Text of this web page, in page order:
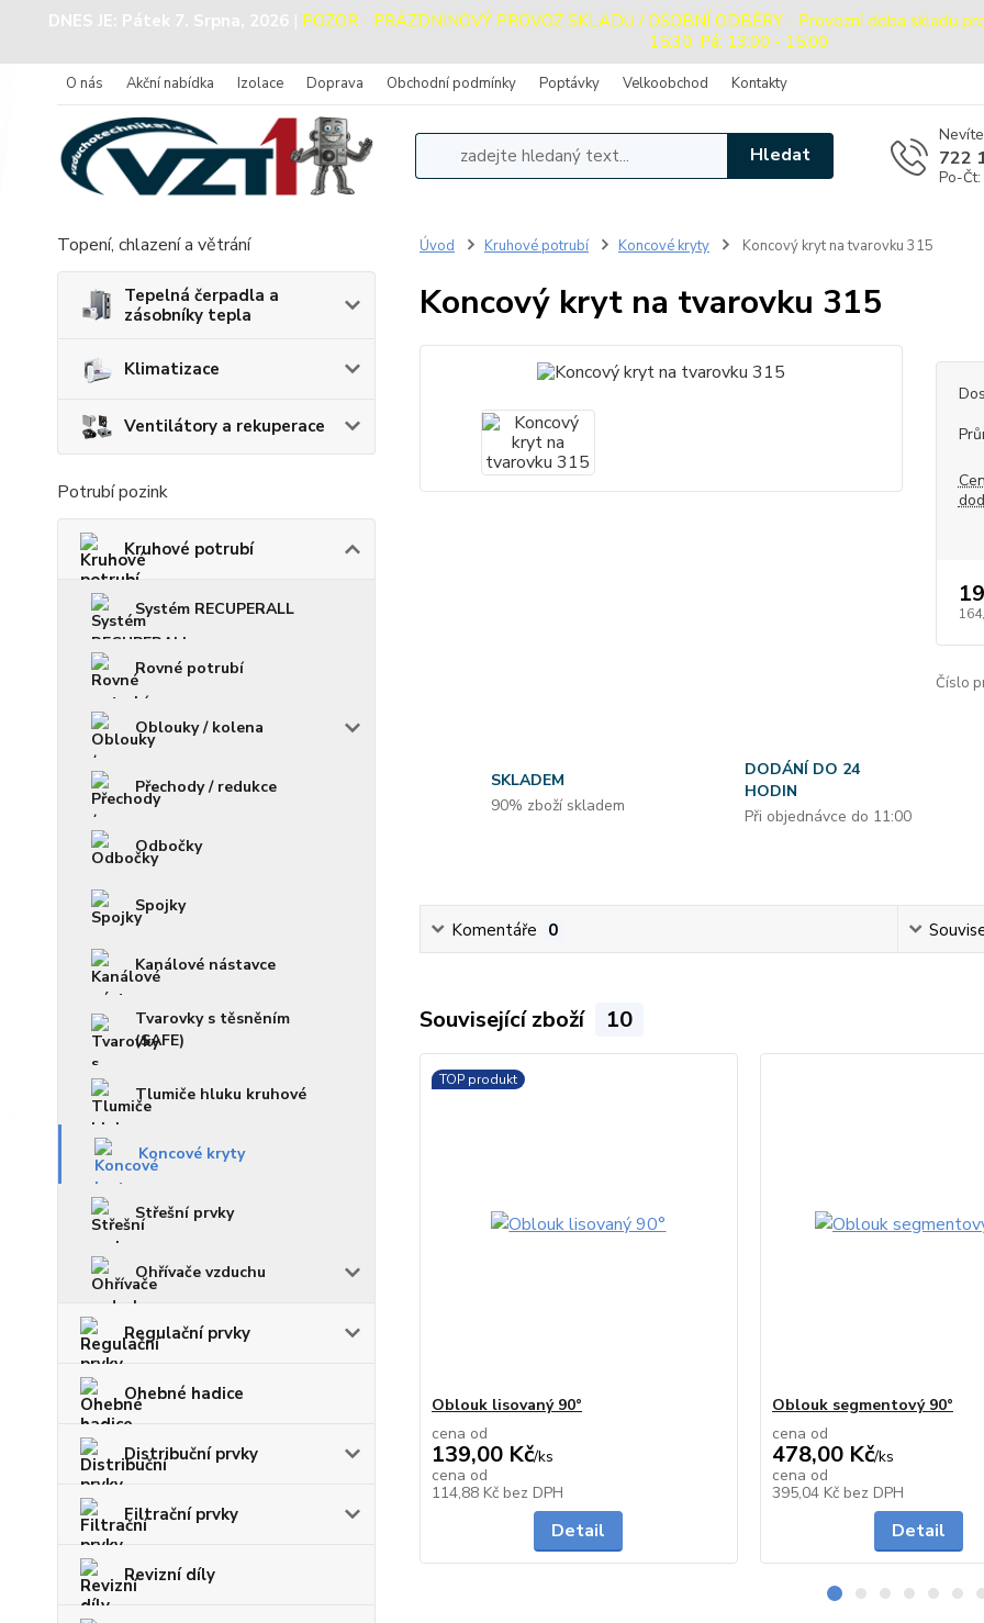
DNES JE: Pátek 7. Srpna, 2026 | POZOR - PRÁZDNINOVÝ PROVOZ SKLADU / OSOBNÍ ODBĚRY - Provozní doba skladu
15:30, Pá: 13:00 - 15:00
O nás Akční nabídka Izolace Doprava Obchodní podmínky Poptávky Velkoobchod Kontakty
Hledat 722
Po-
Topení, chlazení a větrání
Tepelná čerpadla a
zásobníky tepla
Klimatizace
Ventilátory a rekuperace
Potrubí pozink
Kruhové potrubí
Systém RECUPERALL
Rovné potrubí
Oblouky / kolena
Přechody / redukce
Odbočky
Spojky
Kanálové nástavce
Tvarovky s těsněním
(SAFE)
Tlumiče hluku kruhové
Koncové kryty
Střešní prvky
Ohřívače vzduchu
Regulační prvky
Ohebné hadice
Distribuční prvky
Filtrační prvky
Revizní díly
Úvod Kruhové potrubí Koncové kryty Koncový kryt na tvarovku 315
Koncový kryt na tvarovku 315
Číslo
SKLADEM
90% zboží skladem
DODÁNÍ DO 24
HODIN
Při objednávce do 11:00
Komentáře 0
Související zboží 10
TOP produkt
Oblouk lisovaný 90°
cena od
139,00 Kč/ks
cena od
114,88 Kč bez DPH
Detail
Oblouk segmentový 90°
cena od
478,00 Kč/ks
cena od
395,04 Kč bez DPH
Detail